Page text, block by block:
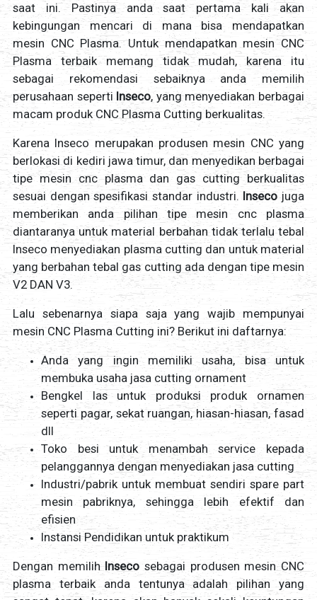
saat ini. Pastinya anda saat pertama kali akan
kebingungan mencari di mana bisa mendapatkan
mesin CNC Plasma. Untuk mendapatkan mesin CNC
Plasma terbaik memang tidak mudah, karena itu
sebagai rekomendasi sebaiknya anda memilih
perusahaan seperti Inseco, yang menyediakan berbagai
macam produk CNC Plasma Cutting berkualitas.
Karena Inseco merupakan produsen mesin CNC yang
berlokasi di kediri jawa timur, dan menyedikan berbagai
tipe mesin cnc plasma dan gas cutting berkualitas
sesuai dengan spesifikasi standar industri. Inseco juga
memberikan anda pilihan tipe mesin cnc plasma
diantaranya untuk material berbahan tidak terlalu tebal
Inseco menyediakan plasma cutting dan untuk material
yang berbahan tebal gas cutting ada dengan tipe mesin
V2 DAN V3.
Lalu sebenarnya siapa saja yang wajib mempunyai
mesin CNC Plasma Cutting ini? Berikut ini daftarnya:
Anda yang ingin memiliki usaha, bisa untuk
membuka usaha jasa cutting ornament
Bengkel las untuk produksi produk ornamen
seperti pagar, sekat ruangan, hiasan-hiasan, fasad
dll
Toko besi untuk menambah service kepada
pelanggannya dengan menyediakan jasa cutting
Industri/pabrik untuk membuat sendiri spare part
mesin pabriknya, sehingga lebih efektif dan
efisien
Instansi Pendidikan untuk praktikum
Dengan memilih Inseco sebagai produsen mesin CNC
plasma terbaik anda tentunya adalah pilihan yang